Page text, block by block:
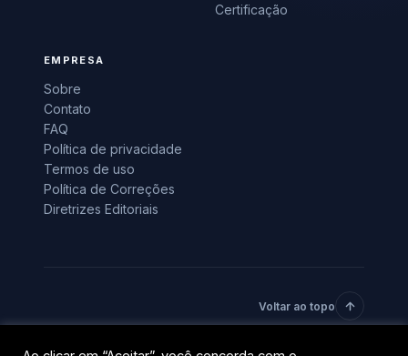
Certificação
EMPRESA
Sobre
Contato
FAQ
Política de privacidade
Termos de uso
Política de Correções
Diretrizes Editoriais
Voltar ao topo